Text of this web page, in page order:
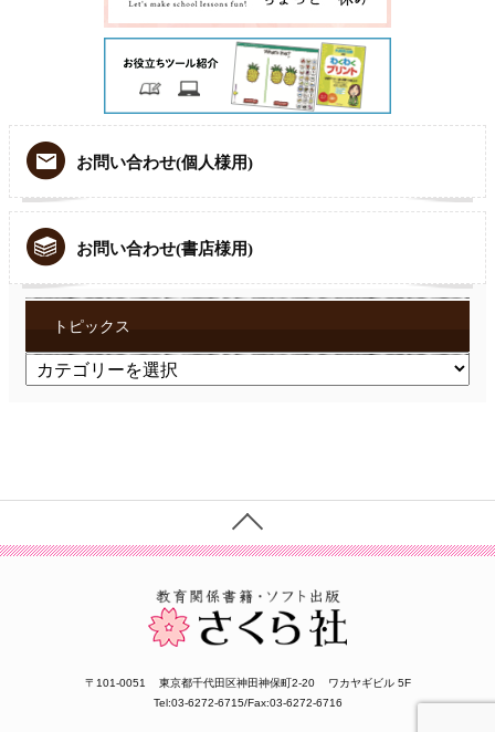
お問い合わせ(個人様用)
お問い合わせ(書店様用)
トピックス
ト
〒101-0051 東京都千代田区神田神保町2-20
ワカヤギビル 5F
Tel:03-6272-6715/Fax:03-6272-6716